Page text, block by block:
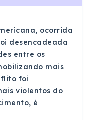
ocorrida
desencadeada
entre os
mais
foi
violentos do
é